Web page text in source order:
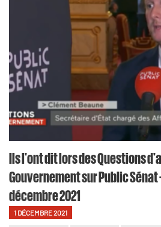
Ils l'ont dit lors des Questions
Gouvernement sur Public Sénat
décembre 2021
1 DÉCEMBRE 2021